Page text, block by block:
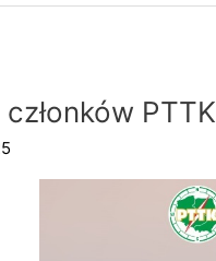
PTTK